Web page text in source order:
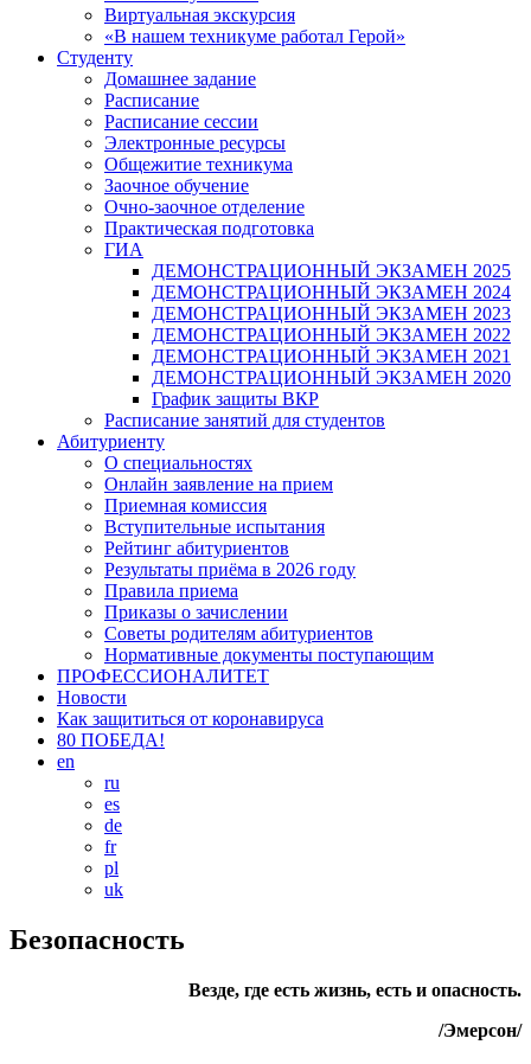
Виртуальная экскурсия
«В нашем техникуме работал Герой»
Студенту
Домашнее задание
Расписание
Расписание сессии
Электронные ресурсы
Общежитие техникума
Заочное обучение
Очно-заочное отделение
Практическая подготовка
ГИА
ДЕМОНСТРАЦИОННЫЙ ЭКЗАМЕН 2025
ДЕМОНСТРАЦИОННЫЙ ЭКЗАМЕН 2024
ДЕМОНСТРАЦИОННЫЙ ЭКЗАМЕН 2023
ДЕМОНСТРАЦИОННЫЙ ЭКЗАМЕН 2022
ДЕМОНСТРАЦИОННЫЙ ЭКЗАМЕН 2021
ДЕМОНСТРАЦИОННЫЙ ЭКЗАМЕН 2020
График защиты ВКР
Расписание занятий для студентов
Абитуриенту
О специальностях
Онлайн заявление на прием
Приемная комиссия
Вступительные испытания
Рейтинг абитуриентов
Результаты приёма в 2026 году
Правила приема
Приказы о зачислении
Советы родителям абитуриентов
Нормативные документы поступающим
ПРОФЕССИОНАЛИТЕТ
Новости
Как защититься от коронавируса
80 ПОБЕДА!
en
ru
es
de
fr
pl
uk
Безопасность
Везде, где есть жизнь, есть и опасность.
/Эмеpсон/